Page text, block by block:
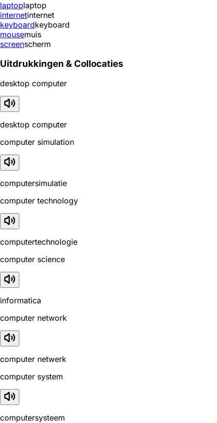
laptoplaptop
internetinternet
keyboardkeyboard
mousemuis
screenscherm
Uitdrukkingen & Collocaties
desktop computer
desktop computer
computer simulation
computersimulatie
computer technology
computertechnologie
computer science
informatica
computer network
computer netwerk
computer system
computersysteem